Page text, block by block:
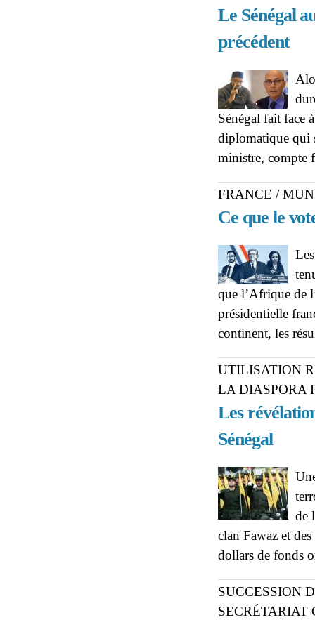
Le Sénégal
précédent
Sénégal fait face
diplomatique qui
ministre, compte
FRANCE /
Ce que le
que l’Afrique de
présidentielle
continent, les
UTILISATION
LA DIASPORA
Les
Sénégal
de
clan Fawaz et
dollars de fonds
SUCCESSION
SECRÉTARIAT